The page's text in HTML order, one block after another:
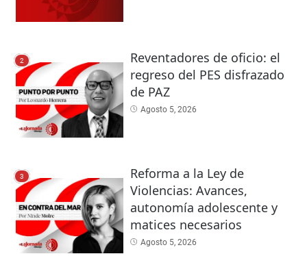
2
Reventadores de oficio: el
regreso del PES disfrazado
de PAZ
Agosto 5, 2026
3
Reforma a la Ley de
Violencias: Avances,
autonomía adolescente y
matices necesarios
Agosto 5, 2026